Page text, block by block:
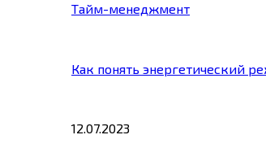
Тайм-менеджмент
Как понять энергетический
12.07.2023